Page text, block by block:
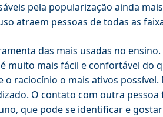
pela popularização ainda
atraem pessoas de todas as
das mais usadas no
muito mais fácil e confortável do
o raciocínio o mais ativos
O contato com outra
que pode se identificar e